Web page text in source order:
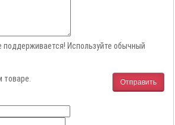
поддерживается! Используйте обычный
Отправить
товаре.